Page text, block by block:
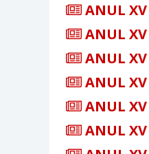
ANUL
ANUL
ANUL
ANUL
ANUL
ANUL